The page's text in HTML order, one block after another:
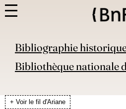
Bibliographie
Bibliothèque nationale
+ Voir le fil d'Ariane